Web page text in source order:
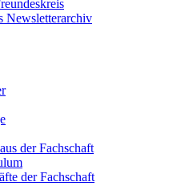
Newsletterarchiv
der Fachschaft
der Fachschaft